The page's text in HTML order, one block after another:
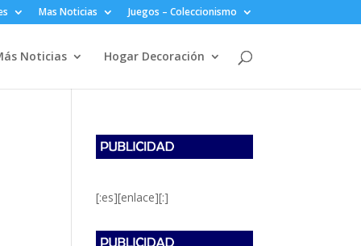
Mas Noticias Juegos – Coleccionismo
Noticias Hogar Decoración
[:es][enlace][:]